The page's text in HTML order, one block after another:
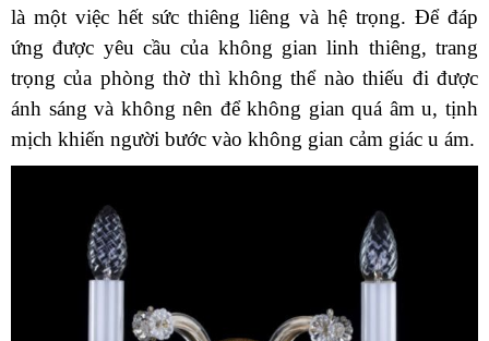
là một việc hết sức thiêng liêng và hệ trọng. Để đáp
ứng được yêu cầu của không gian linh thiêng, trang
trọng của phòng thờ thì không thể nào thiếu đi được
ánh sáng và không nên để không gian quá âm u, tịnh
mịch khiến người bước vào không gian cảm giác u ám.